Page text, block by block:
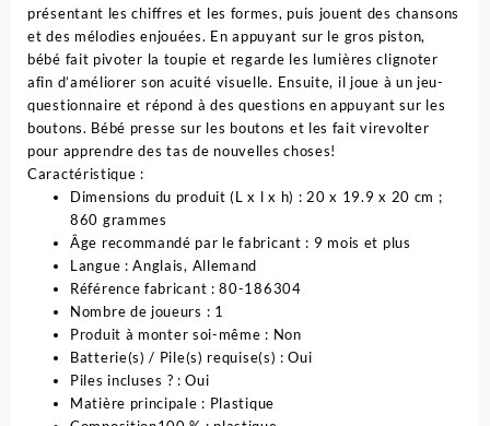
présentant les chiffres et les formes, puis jouent des chansons
et des mélodies enjouées. En appuyant sur le gros piston,
bébé fait pivoter la toupie et regarde les lumières clignoter
afin d’améliorer son acuité visuelle. Ensuite, il joue à un jeu-
questionnaire et répond à des questions en appuyant sur les
boutons. Bébé presse sur les boutons et les fait virevolter
pour apprendre des tas de nouvelles choses!
Caractéristique :
Dimensions du produit (L x l x h)‎ : 20 x 19.9 x 20 cm ;
860 grammes
Âge recommandé par le fabricant : ‎9 mois et plus
Langue :‎ Anglais, Allemand
Référence fabricant‎ : 80-186304
Nombre de joueurs :‎ 1
Produit à monter soi-même : ‎Non
Batterie(s) / Pile(s) requise(s)‎ : Oui
Piles incluses ? : ‎Oui
Matière principale‎ : Plastique